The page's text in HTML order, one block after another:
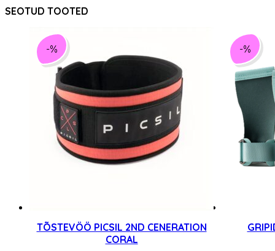
SEOTUD TOOTED
-%
TÕSTEVÖÖ PICSIL 2ND CENERATION
CORAL
-%